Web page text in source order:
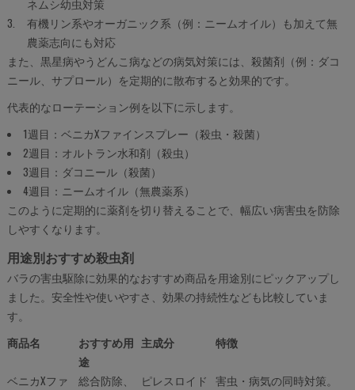
ネムシ幼虫対策
有機リン系やオーガニック系（例：ニームオイル）も加えて無
農薬志向にも対応
また、黒星病やうどんこ病などの病気対策には、殺菌剤（例：ダコ
ニール、サプロール）を定期的に散布すると効果的です。
代表的なローテーション例を以下に示します。
1週目：ベニカXファインスプレー（殺虫・殺菌）
2週目：オルトラン水和剤（殺虫）
3週目：ダコニール（殺菌）
4週目：ニームオイル（無農薬系）
このように定期的に薬剤を切り替えることで、幅広い病害虫を防除
しやすくなります。
用途別おすすめ殺虫剤
バラの害虫駆除に効果的なおすすめ商品を用途別にピックアップし
ました。安全性や使いやすさ、効果の持続性なども比較していま
す。
商品名
おすすめ用
途
主成分 特徴
ベニカXファ
総合防除、
ピレスロイド 害虫・病気の同時対策。